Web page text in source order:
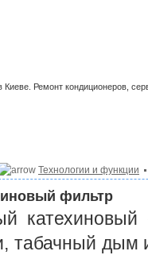
Киеве. Ремонт кондиционеров,
Технологии и функции
фильтр
катехиновый
табачный дым